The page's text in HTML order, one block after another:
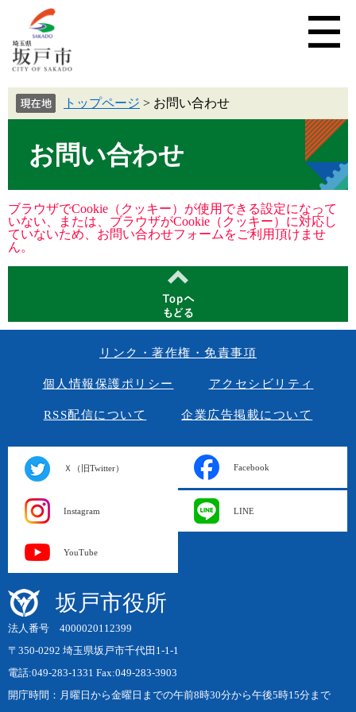
トップページ > お問い合わせ
お問い合わせ
ブラウザでCookie（クッキー）が使用できる設定になって
いない、または、ブラウザがCookie（クッキー）に対応し
ていないため、お問い合わせフォームをご利用頂けませ
ん。
リンク・著作権・免責事項
個人情報保護ポリシー アクセシビリティ
RSS配信について 企業広告掲載について
Ｘ（旧Twitter） Facebook
Instagram LINE
YouTube
坂戸市役所
法人番号 4000020112399
〒350-0292 埼玉県坂戸市千代田1-1-1
電話:049-283-1331 Fax:049-283-3903
開庁時間：月曜日から金曜日までの午前8時30分から午後5時15分まで